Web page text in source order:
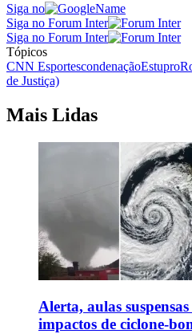
Siga no
Siga no Forum Inter
Siga no Forum Inter
Tópicos
CNN EsportescondenaçãoEstupro
de Justiça)
Mais Lidas
Alerta, aulas
impactos de ciclone-